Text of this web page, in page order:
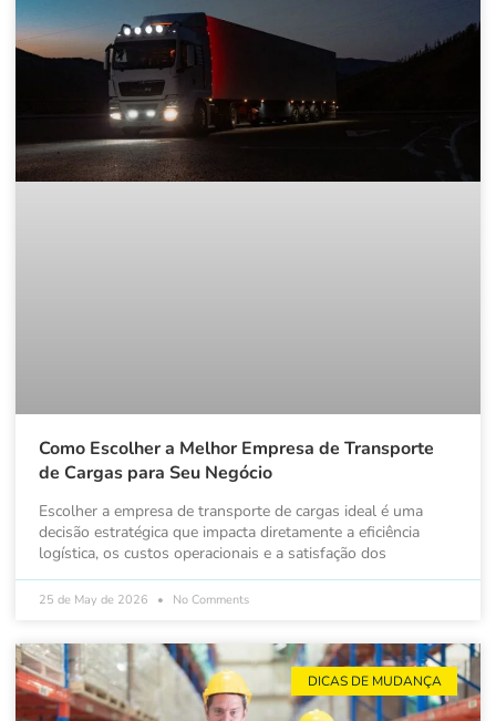
Como Escolher a Melhor Empresa de Transporte
de Cargas para Seu Negócio
Escolher a empresa de transporte de cargas ideal é uma
decisão estratégica que impacta diretamente a eficiência
logística, os custos operacionais e a satisfação dos
25 de May de 2026 No Comments
DICAS DE MUDANÇA